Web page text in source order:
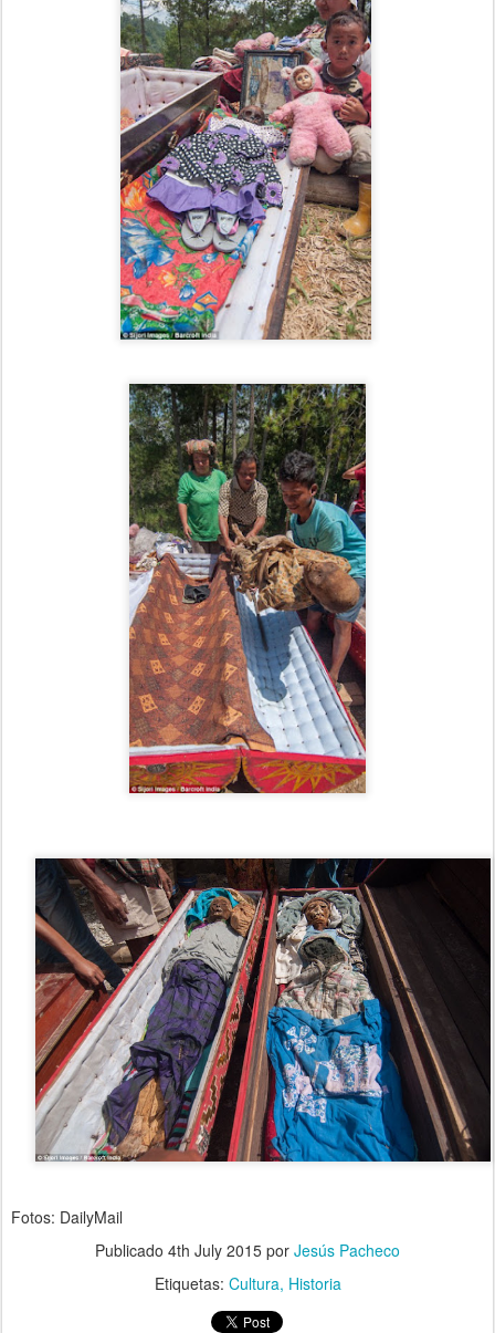
Fotos: DailyMail
Publicado 4th July 2015 por Jesús Pacheco
Etiquetas: Cultura Historia